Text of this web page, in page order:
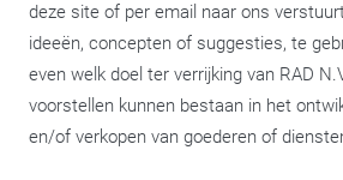
deze site of per email naar ons
ideeën, concepten of suggesties, te
even welk doel ter verrijking van RAD
voorstellen kunnen bestaan in het
en/of verkopen van goederen of